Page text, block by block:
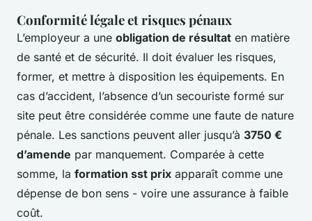
Conformité légale et risques pénaux
L’employeur a une obligation de résultat en matière
de santé et de sécurité. Il doit évaluer les risques,
former, et mettre à disposition les équipements. En
cas d’accident, l’absence d’un secouriste formé sur
site peut être considérée comme une faute de nature
pénale. Les sanctions peuvent aller jusqu’à 3750 €
d’amende par manquement. Comparée à cette
somme, la formation sst prix apparaît comme une
dépense de bon sens - voire une assurance à faible
coût.